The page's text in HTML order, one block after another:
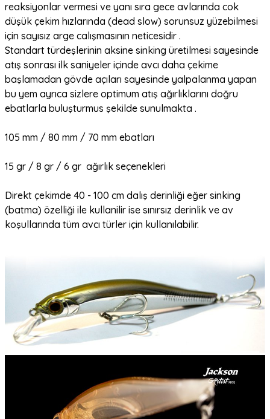
reaksiyonlar vermesi ve yanı sıra gece avlarında cok
düşük çekim hızlarında (dead slow) sorunsuz yüzebilmesi
için sayısız arge calışmasının neticesidir .
Standart türdeşlerinin aksine sinking üretilmesi sayesinde
atış sonrası ilk saniyeler içinde avcı daha çekime
başlamadan gövde açıları sayesinde yalpalanma yapan
bu yem ayrıca sizlere optimum atış ağırlıklarını doğru
ebatlarla buluşturmus şekilde sunulmakta .
105 mm / 80 mm / 70 mm ebatları
15 gr / 8 gr / 6 gr ağırlık seçenekleri
Direkt çekimde 40 - 100 cm dalış derinliği eğer sinking
(batma) özelliği ile kullanilir ise sınırsız derinlik ve av
koşullarında tüm avcı türler için kullanılabilir.